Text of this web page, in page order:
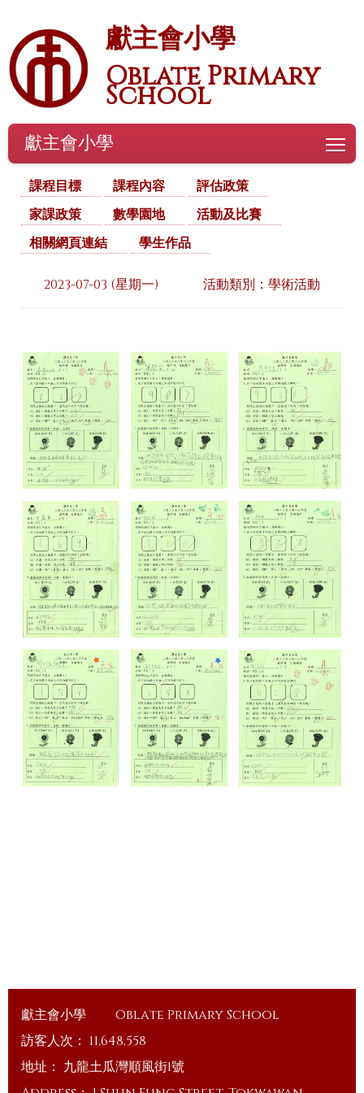
獻主會小學
Oblate Primary
School
獻主會小學
課程目標 課程內容
評估政策
家課政策
數學園地
活動及比賽
相關網頁連結
學生作品
2023-07-03 (星期一) 活動類別：學術活動
獻主會小學
Oblate Primary School
訪客人次： 11,648,558
地址： 九龍土瓜灣順風街1號